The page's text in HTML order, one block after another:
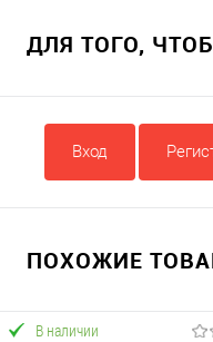
ДЛЯ ТОГО,
Вход
ПОХОЖИЕ
В наличии